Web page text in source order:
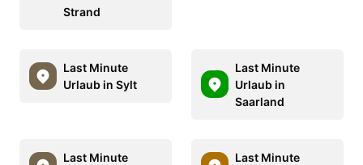
Strand
Last Minute
Urlaub in Sylt
Last Minute
Urlaub in
Saarland
Last Minute
Last Minute